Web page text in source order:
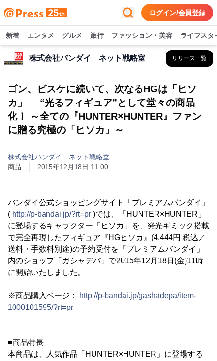
ログイン/会員登録
新着 エンタメ グルメ 旅行 ファッション・美容 ライフスタ
株式会社バンダイ ネット戦略室 リリース一覧
ゴン、ビスケに続いて、次なるHGは「ヒソ
カ」 “光るフィギュア”として堂々の商品
化！ ～全ての『HUNTER×HUNTER』ファン
に贈る究極の「ヒソカ」～
株式会社バンダイ ネット戦略室
商品
2015年12月18日 11:00
バンダイ公式ショッピングサイト「プレミアムバンダイ」
( http://p-bandai.jp/?rt=pr )では、「HUNTER×HUNTER」
に登場するキャラクター「ヒソカ」を、発光ギミック搭載
で完全再現したフィギュア『HGヒソカ』(4,444円 税込／
送料・手数料別途)の予約受付を「プレミアムバンダイ」
内のショップ「ガシャデパ」で2015年12月18日(金)11時
に開始いたしました。
※商品購入ページ：
http://p-bandai.jp/gashadepa/item-
1000101595/?rt=pr
■商品特長
本商品は、人気作品「HUNTER×HUNTER」に登場する